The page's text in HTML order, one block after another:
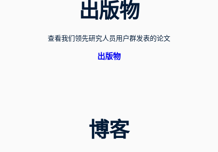
出版物
查看我们领先研究人员用户群发表的论文
出版物
博客